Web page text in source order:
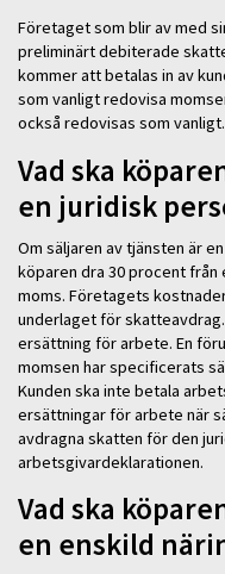
Företaget som blir av med
preliminärt debiterade
kommer att betalas in av
som vanligt redovisa
också redovisas som vanligt.
Vad ska
en juridisk
Om säljaren av tjänsten är
köparen dra 30 procent
moms. Företagets
underlaget för
ersättning för arbete. En
momsen har specificerats
Kunden ska inte betala
ersättningar för arbete när
avdragna skatten för den
arbetsgivardeklarationen.
Vad ska
en enskild